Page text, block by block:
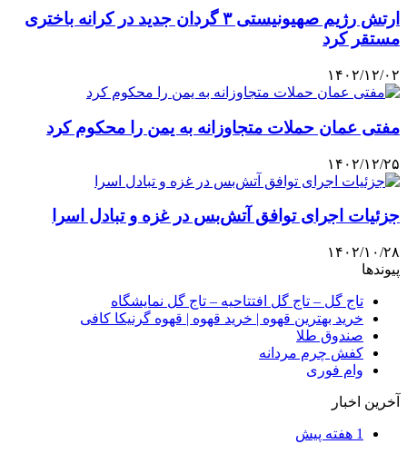
ارتش رژیم صهیونیستی ۳ گردان جدید در کرانه باختری
مستقر کرد
۱۴۰۲/۱۲/۰۲
مفتی عمان حملات متجاوزانه به یمن را محکوم کرد
۱۴۰۲/۱۲/۲۵
جزئیات اجرای توافق آتش‌بس در غزه و تبادل اسرا
۱۴۰۲/۱۰/۲۸
پیوندها
تاج گل – تاج گل افتتاحیه – تاج گل نمایشگاه
خرید بهترین قهوه | خرید قهوه | قهوه گرنیکا کافی
صندوق طلا
کفش چرم مردانه
وام فوری
آخرین اخبار
1 هفته پیش